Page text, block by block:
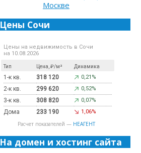
Цены Сочи
Цены на недвижимость в Сочи
на 10.08.2026
Тип Цена, ₽/м² Динамика
1-к кв. 318 120 0,21%
2-к кв. 299 620 0,52%
3-к кв. 308 820 0,07%
Дома 233 190 1,06%
Расчет показателей — НЕАГЕНТ
На домен и хостинг сайта